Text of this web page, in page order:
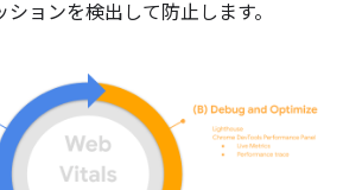
ションを検出して防止します。